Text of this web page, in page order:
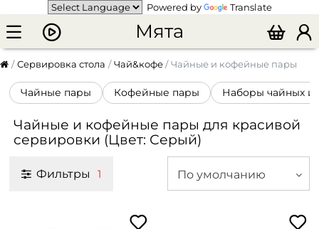
Powered by Translate
Мята
Сервировка стола Чай&кофе Чайные и кофейные пары
Чайные пары Кофейные пары Наборы чайных и
Чайные и кофейные пары для красивой
сервировки (Цвет: Серый)
Фильтры 1 По умолчанию